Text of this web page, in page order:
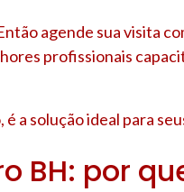
agende sua visita
profissionais
a solução ideal para
BH: por